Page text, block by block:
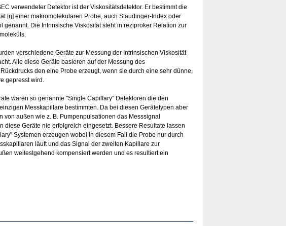
verwendeter Detektor ist der Viskositätsdetektor. Er bestimmt die
[η] einer makromolekularen Probe, auch Staudinger-Index oder
genannt. Die Intrinsische Viskosität steht in reziproker Relation zur
verschiedene Geräte zur Messung der Intrinsischen Viskosität
Alle diese Geräte basieren auf der Messung des
den eine Probe erzeugt, wenn sie durch eine sehr dünne,
gepresst wird.
waren so genannte "Single Capillary" Detektoren die den
Messkapillare bestimmten. Da bei diesen Gerätetypen aber
von außen wie z. B. Pumpenpulsationen das Messsignal
diese Geräte nie erfolgreich eingesetzt. Bessere Resultate lassen
Systemen erzeugen wobei in diesem Fall die Probe nur durch
läuft und das Signal der zweiten Kapillare zur
weitestgehend kompensiert werden und es resultiert ein